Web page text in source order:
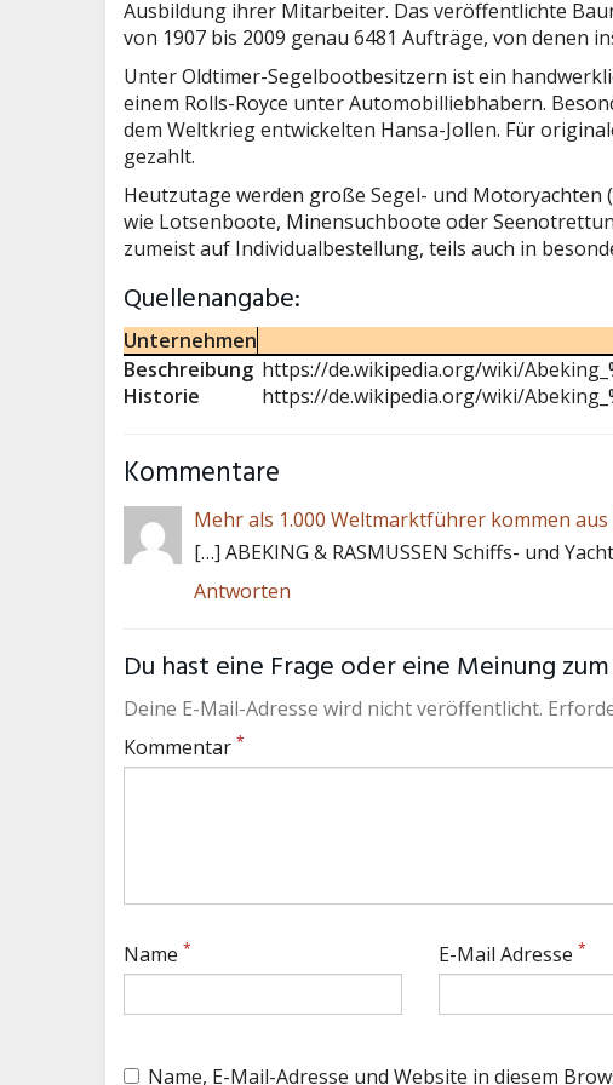
Ausbildung ihrer Mitarbeiter. Das veröffentlichte
von 1907 bis 2009 genau 6481 Aufträge, von denen
Unter Oldtimer-Segelbootbesitzern ist ein
einem Rolls-Royce unter Automobilliebhabern.
dem Weltkrieg entwickelten Hansa-Jollen. Für
gezahlt.
Heutzutage werden große Segel- und Motoryachten
wie Lotsenboote, Minensuchboote oder
zumeist auf Individualbestellung, teils auch in
Quellenangabe:
Unternehmen
Beschreibung https://de.wikipedia.org/wiki/
Historie
https://de.wikipedia.org/wiki/
Kommentare
Mehr als 1.000 Weltmarktführer kommen
[…] ABEKING & RASMUSSEN Schiffs- und
Antworten
Du hast eine Frage oder eine Meinung
Deine E-Mail-Adresse wird nicht veröffentlicht.
Kommentar *
Name * E-Mail Adresse *
Name, E-Mail-Adresse und Website in diesem